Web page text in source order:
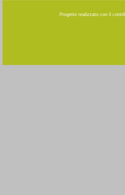
Progetto realizzato con il